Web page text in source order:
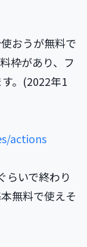
おうが無料で
枠があり、フ
。(2022年1
actions
らいで終わり
無料で使えそ